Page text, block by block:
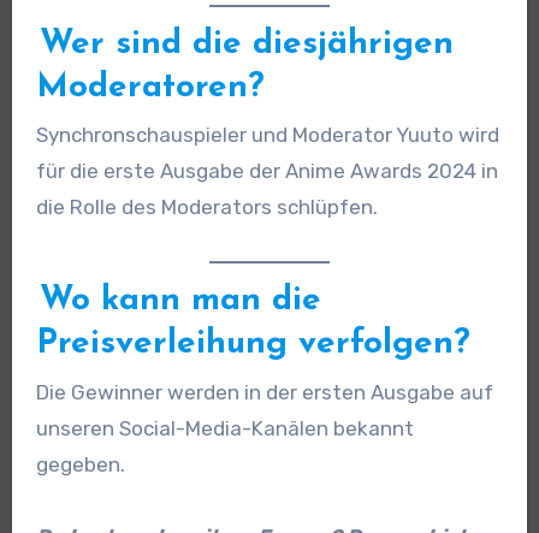
Wer sind die diesjährigen
Moderatoren?
Synchronschauspieler und Moderator Yuuto wird
für die erste Ausgabe der Anime Awards 2024 in
die Rolle des Moderators schlüpfen.
Wo kann man die
Preisverleihung verfolgen?
Die Gewinner werden in der ersten Ausgabe auf
unseren Social-Media-Kanälen bekannt
gegeben.